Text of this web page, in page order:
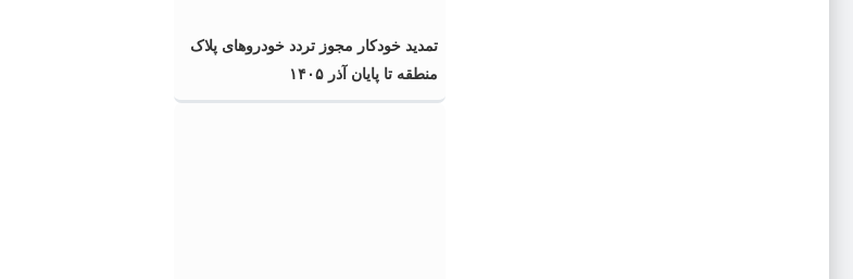
تمدید خودکار مجوز تردد خودروهای پلاک
منطقه تا پایان آذر ۱۴۰۵